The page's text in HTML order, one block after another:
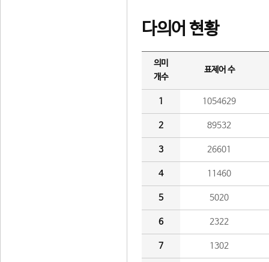
다의어 현황
의미
개수
표제어 수
1 1054629
2 89532
3 26601
4 11460
5 5020
6 2322
7 1302